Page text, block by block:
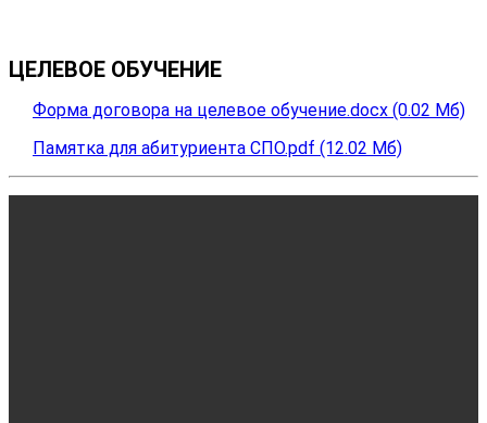
ЦЕЛЕВОЕ ОБУЧЕНИЕ
Форма договора на целевое обучение.docx (0.02 Мб)
Памятка для абитуриента СПО.pdf (12.02 Мб)